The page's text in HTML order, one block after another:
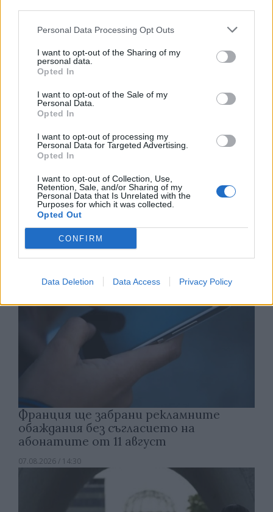
Personal Data Processing Opt Outs
I want to opt-out of the Sharing of my
personal data.
Opted In
I want to opt-out of the Sale of my
Personal Data.
Opted In
I want to opt-out of processing my
Personal Data for Targeted Advertising.
Opted In
I want to opt-out of Collection, Use,
Retention, Sale, and/or Sharing of my
Personal Data that Is Unrelated with the
Purposes for which it was collected.
Opted Out
CONFIRM
Data Deletion Data Access Privacy Policy
Астронавти на NASA излязоха в
открития космос
Франция ще забрани рекламните
обаждания без съгласието на
абонатите от 11 август
07.08.2026 / 14:30